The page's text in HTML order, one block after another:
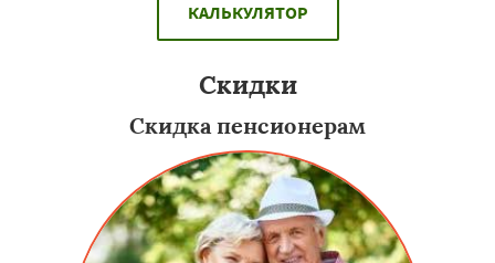
КАЛЬКУЛЯТОР
Скидки
Скидка пенсионерам